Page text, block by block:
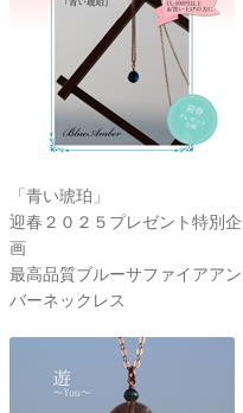
「青い琥珀」
迎春２０２５プレゼント特別企
画
最高品質ブルーサファイアアン
バーネックレス